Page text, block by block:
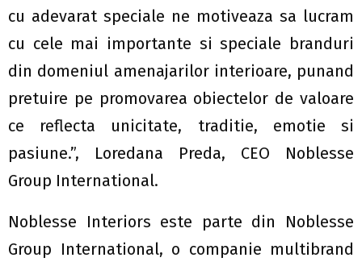
cu adevarat speciale ne motiveaza sa lucram
cu cele mai importante si speciale branduri
din domeniul amenajarilor interioare, punand
pretuire pe promovarea obiectelor de valoare
ce reflecta unicitate, traditie, emotie si
pasiune.”, Loredana Preda, CEO Noblesse
Group International.
Noblesse Interiors este parte din Noblesse
Group International, o companie multibrand